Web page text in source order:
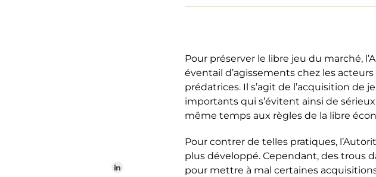
Pour préserver le libre jeu du marché,
éventail d’agissements chez les
prédatrices. Il s’agit de l’acquisition de
importants qui s’évitent ainsi de
même temps aux règles de la libre
Pour contrer de telles pratiques,
plus développé. Cependant, des trous
pour mettre à mal certaines